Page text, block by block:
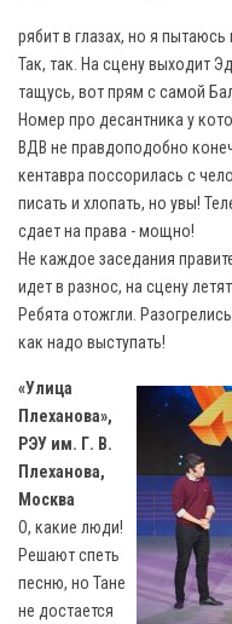
рябит в глазах, но я
Так, так. На сцену выходит
тащусь, вот прям с самой
Номер про десантника у
ВДВ не правдоподобно
кентавра поссорилась с
писать и хлопать, но увы!
сдает на права - мощно!
Не каждое заседания
идет в разнос, на сцену
Ребята отожгли.
как надо выступать!
«Улица
Плеханова»,
РЭУ им. Г. В.
Плеханова,
Москва
О, какие люди!
Решают спеть
песню, но Тане
не достается